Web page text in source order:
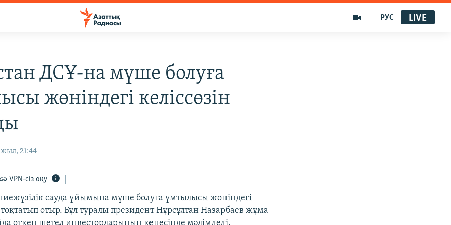
РУС LIVE
ДСҰ-на мүше болуға
жөніндегі келіссөзін
21:44
VPN-сіз оқу
сауда ұйымына мүше болуға ұмтылысы жөніндегі
тоқтатып отыр. Бұл туралы президент Нұрсұлтан Назарбаев жұма